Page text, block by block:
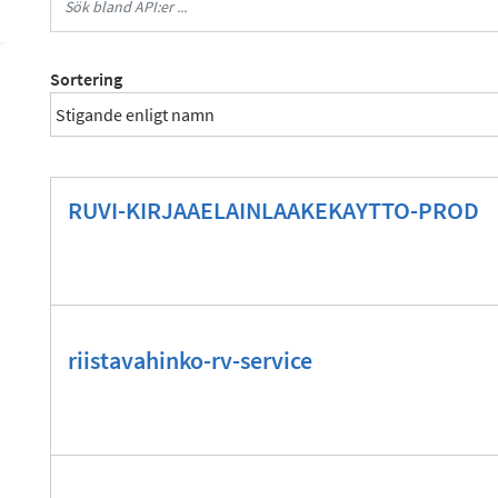
Sortering
RUVI-KIRJAAELAINLAAKEKAYTTO-PROD
riistavahinko-rv-service